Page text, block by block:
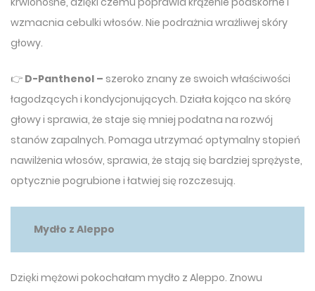
wzmacnia cebulki włosów. Nie podrażnia wrażliwej skóry
głowy.
👉 D-Panthenol – szeroko znany ze swoich właściwości
łagodzących i kondycjonujących. Działa kojąco na skórę
głowy i sprawia, że staje się mniej podatna na rozwój
stanów zapalnych. Pomaga utrzymać optymalny stopień
nawilżenia włosów, sprawia, że stają się bardziej sprężyste,
optycznie pogrubione i łatwiej się rozczesują.
Mydło z Aleppo
Dzięki mężowi pokochałam mydło z Aleppo. Znowu